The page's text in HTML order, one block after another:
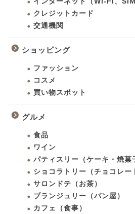
クレジットカード
交通機関
ショッピング
ファッション
コスメ
買い物スポット
グルメ
食品
ワイン
パティスリー（ケーキ・焼菓
ショコラトリー（チョコレー
サロンドテ（お茶）
ブランジュリー（パン屋）
カフェ（食事）